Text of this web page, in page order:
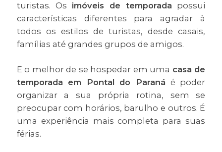
turistas. Os imóveis de temporada possui
características diferentes para agradar à
todos os estilos de turistas, desde casais,
famílias até grandes grupos de amigos.
E o melhor de se hospedar em uma casa de
temporada em Pontal do Paraná é poder
organizar a sua própria rotina, sem se
preocupar com horários, barulho e outros. É
uma experiência mais completa para suas
férias.